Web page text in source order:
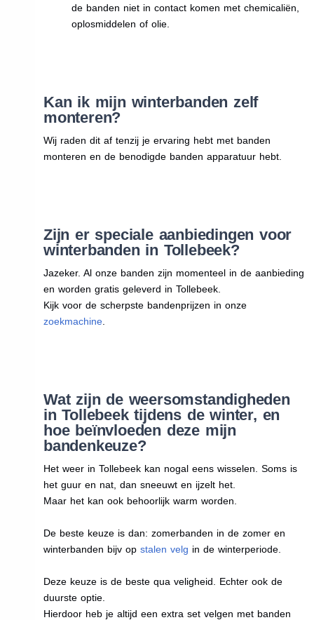
de banden niet in contact komen met chemicaliën,
oplosmiddelen of olie.
Kan ik mijn winterbanden zelf
monteren?
Wij raden dit af tenzij je ervaring hebt met banden
monteren en de benodigde banden apparatuur hebt.
Zijn er speciale aanbiedingen voor
winterbanden in Tollebeek?
Jazeker. Al onze banden zijn momenteel in de aanbieding
en worden gratis geleverd in Tollebeek.
Kijk voor de scherpste bandenprijzen in onze
zoekmachine.
Wat zijn de weersomstandigheden
in Tollebeek tijdens de winter, en
hoe beïnvloeden deze mijn
bandenkeuze?
Het weer in Tollebeek kan nogal eens wisselen. Soms is
het guur en nat, dan sneeuwt en ijzelt het.
Maar het kan ook behoorlijk warm worden.
De beste keuze is dan: zomerbanden in de zomer en
winterbanden bijv op stalen velg in de winterperiode.
Deze keuze is de beste qua veligheid. Echter ook de
duurste optie.
Hierdoor heb je altijd een extra set velgen met banden